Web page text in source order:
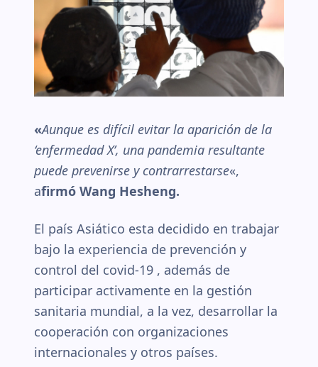
«Aunque es difícil evitar la aparición de la
‘enfermedad X’, una pandemia resultante
puede prevenirse y contrarrestarse«,
afirmó Wang Hesheng.
El país Asiático esta decidido en trabajar
bajo la experiencia de prevención y
control del covid-19 , además de
participar activamente en la gestión
sanitaria mundial, a la vez, desarrollar la
cooperación con organizaciones
internacionales y otros países.